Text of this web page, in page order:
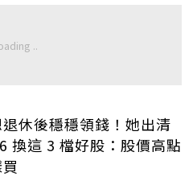
休後穩穩領錢！她出清
換這 3 檔好股：股價高點